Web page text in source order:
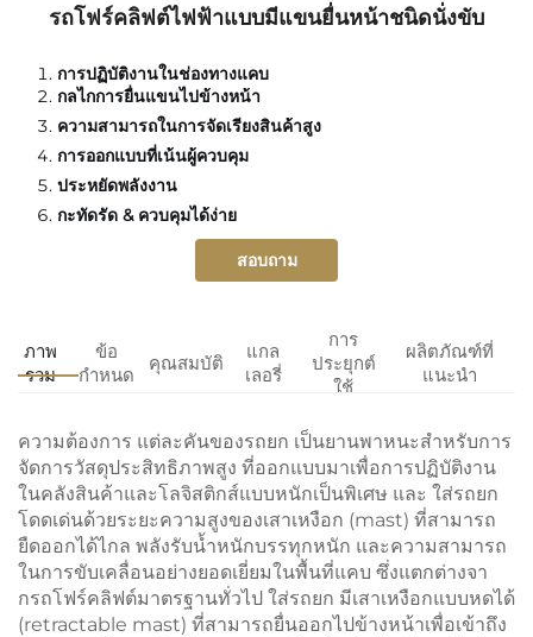
รถโฟร์คลิฟต์ไฟฟ้าแบบมีแขนยื่นหน้าชนิดนั่งขับ
การปฏิบัติงานในช่องทางแคบ
กลไกการยื่นแขนไปข้างหน้า
ความสามารถในการจัดเรียงสินค้าสูง
การออกแบบที่เน้นผู้ควบคุม
ประหยัดพลังงาน
กะทัดรัด & ควบคุมได้ง่าย
สอบถาม
ภาพ
รวม
ข้อ
กำหนด
คุณสมบัติ
แกล
เลอรี่
การ
ประยุกต์
ใช้
ผลิตภัณฑ์ที่
แนะนำ
ความต้องการ แต่ละคันของรถยก เป็นยานพาหนะสำหรับการ
จัดการวัสดุประสิทธิภาพสูง ที่ออกแบบมาเพื่อการปฏิบัติงาน
ในคลังสินค้าและโลจิสติกส์แบบหนักเป็นพิเศษ และ ใส่รถยก
โดดเด่นด้วยระยะความสูงของเสาเหงือก (mast) ที่สามารถ
ยืดออกได้ไกล พลังรับน้ำหนักบรรทุกหนัก และความสามารถ
ในการขับเคลื่อนอย่างยอดเยี่ยมในพื้นที่แคบ ซึ่งแตกต่างจา
กรถโฟร์คลิฟต์มาตรฐานทั่วไป ใส่รถยก มีเสาเหงือกแบบหดได้
(retractable mast) ที่สามารถยื่นออกไปข้างหน้าเพื่อเข้าถึง